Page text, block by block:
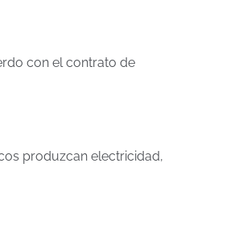
con el contrato de
produzcan electricidad,